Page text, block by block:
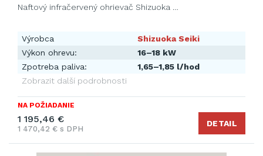
Naftový infračervený ohrievač Shizuoka …
Výrobca
Shizuoka Seiki
Výkon ohrevu:
16–18 kW
Zpotreba paliva:
1,65–1,85 l/hod
Zobrazit další podrobnosti
NA POŽIADANIE
1 195,46 €
1 470,42 € s DPH
DETAIL